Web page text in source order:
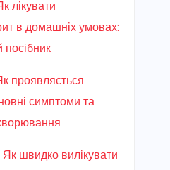
лікувати
в домашніх умовах:
посібник
проявляється
симптоми та
Як швидко вилікувати